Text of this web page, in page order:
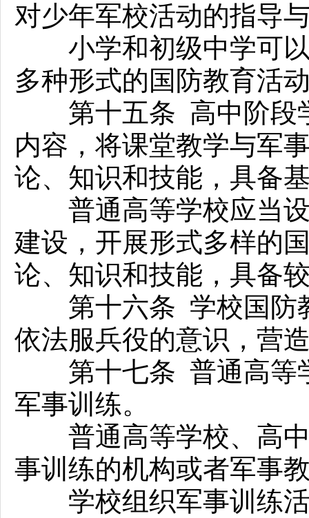
对少年军校活动的指导
小学和初级中学可以
多种形式的国防教育活
第十五条 高中阶段学
内容，将课堂教学与军
论、知识和技能，具备
普通高等学校应当设
建设，开展形式多样的
论、知识和技能，具备
第十六条 学校国防教
依法服兵役的意识，营
第十七条 普通高等学
军事训练。
普通高等学校、高中
事训练的机构或者军事
学校组织军事训练活